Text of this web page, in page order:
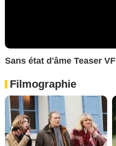
Sans état d'âme Teaser VF
Filmographie